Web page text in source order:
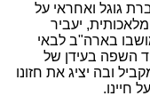
גוגל ואחראי על
יעביר
בארה"ב לבאי
השפה בעידן של
ובה יציג את חזונו
חיינו.